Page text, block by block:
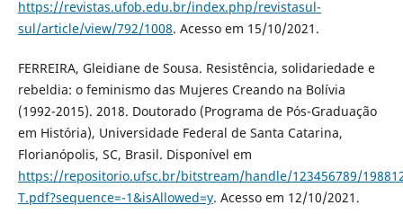
https://revistas.ufob.edu.br/index.php/revistasul-
sul/article/view/792/1008. Acesso em 15/10/2021.
FERREIRA, Gleidiane de Sousa. Resistência, solidariedade e
rebeldia: o feminismo das Mujeres Creando na Bolívia
(1992-2015). 2018. Doutorado (Programa de Pós-Graduação
em História), Universidade Federal de Santa Catarina,
Florianópolis, SC, Brasil. Disponível em
https://repositorio.ufsc.br/bitstream/handle/123456789/
T.pdf?sequence=-1&isAllowed=y. Acesso em 12/10/2021.